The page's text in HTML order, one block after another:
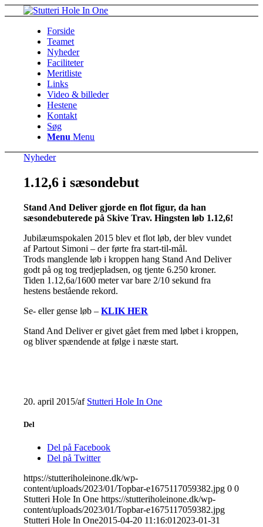
Forside
Teamet
Nyheder
Faciliteter
Meritliste
Links
Video & billeder
Hestene
Kontakt
Søg
Menu Menu
Nyheder
1.12,6 i sæsondebut
Stand And Deliver gjorde en flot figur, da han
sæsondebuterede på Skive Trav. Hingsten løb 1.12,6!
Jubilæumspokalen 2015 blev et flot løb, der blev vundet
af Partout Simoni – der førte fra start-til-mål.
Trods manglende løb i kroppen hang Stand And Deliver
godt på og tog tredjepladsen, og tjente 6.250 kroner.
Tiden 1.12,6a/1600 meter var bare 2/10 sekund fra
hestens bestående rekord.
Se- eller gense løb –KLIK HER
Stand And Deliver er givet gået frem med løbet i kroppen,
og bliver spændende at følge i næste start.
20. april 2015/af Stutteri Hole In One
Del
Del på Facebook
Del på Twitter
https://stutteriholeinone.dk/wp-
content/uploads/2023/01/Topbar-e1675117059382.jpg 0 0
Stutteri Hole In One https://stutteriholeinone.dk/wp-
content/uploads/2023/01/Topbar-e1675117059382.jpg
Stutteri Hole In One2015-04-20 11:16:01 2023-01-31